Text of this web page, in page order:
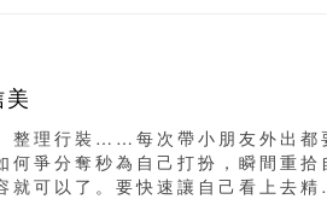
整理行裝……每次帶小朋友外出都
何爭分奪秒為自己打扮，瞬間重拾
就可以了。要快速讓自己看上去精